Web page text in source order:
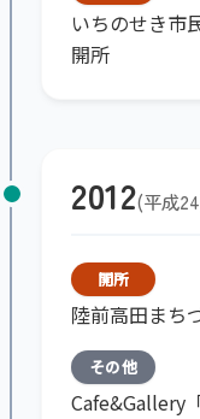
いちのせき市
開所
2012 平成24
開所
陸前高田まち
その他
Cafe&Gallery